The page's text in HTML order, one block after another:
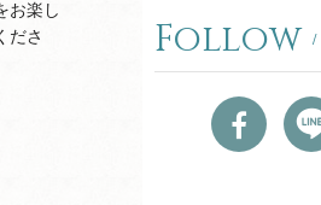
お楽し
ださ
Follow